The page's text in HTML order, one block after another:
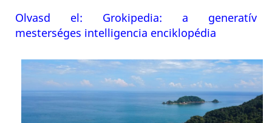
Olvasd el: Grokipedia: a generatív
mesterséges intelligencia enciklopédia